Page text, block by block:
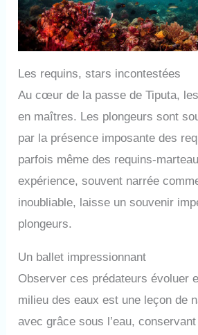
Les requins, stars incontestées
Au cœur de la passe de Tiputa,
en maîtres. Les plongeurs sont
par la présence imposante des
parfois même des requins-
expérience, souvent narrée
inoubliable, laisse un souvenir
plongeurs.
Un ballet impressionnant
Observer ces prédateurs évoluer
milieu des eaux est une leçon de
avec grâce sous l’eau,